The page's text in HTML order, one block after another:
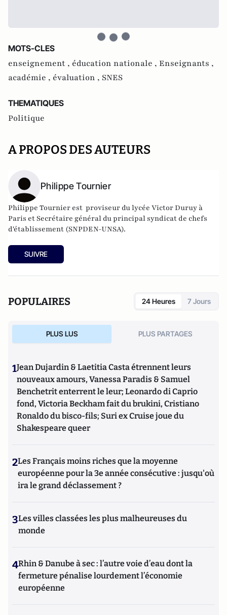
MOTS-CLES
enseignement , éducation nationale , Enseignants ,
académie , évaluation , SNES
THEMATIQUES
Politique
A PROPOS DES AUTEURS
Philippe Tournier
Philippe Tournier est proviseur du lycée Victor Duruy à
Paris et Secrétaire général du principal syndicat de chefs
d'établissement (SNPDEN-UNSA).
SUIVRE
POPULAIRES 24 Heures 7 Jours
PLUS LUS PLUS PARTAGES
1Jean Dujardin & Laetitia Casta étrennent leurs
nouveaux amours, Vanessa Paradis & Samuel
Benchetrit enterrent le leur; Leonardo di Caprio
fond, Victoria Beckham fait du brukini, Cristiano
Ronaldo du bisco-fils; Suri ex Cruise joue du
Shakespeare queer
2Les Français moins riches que la moyenne
européenne pour la 3e année consécutive : jusqu'où
ira le grand déclassement ?
3Les villes classées les plus malheureuses du
monde
4Rhin & Danube à sec : l’autre voie d’eau dont la
fermeture pénalise lourdement l’économie
européenne